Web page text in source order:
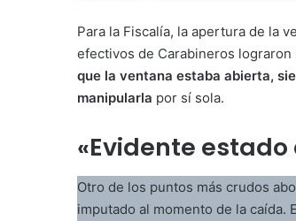
Para la Fiscalía, la apertura de la
efectivos de Carabineros
que la ventana estaba abierta,
manipularla por sí sola.
«Evidente
Otro de los puntos más crudos
imputado al momento de la